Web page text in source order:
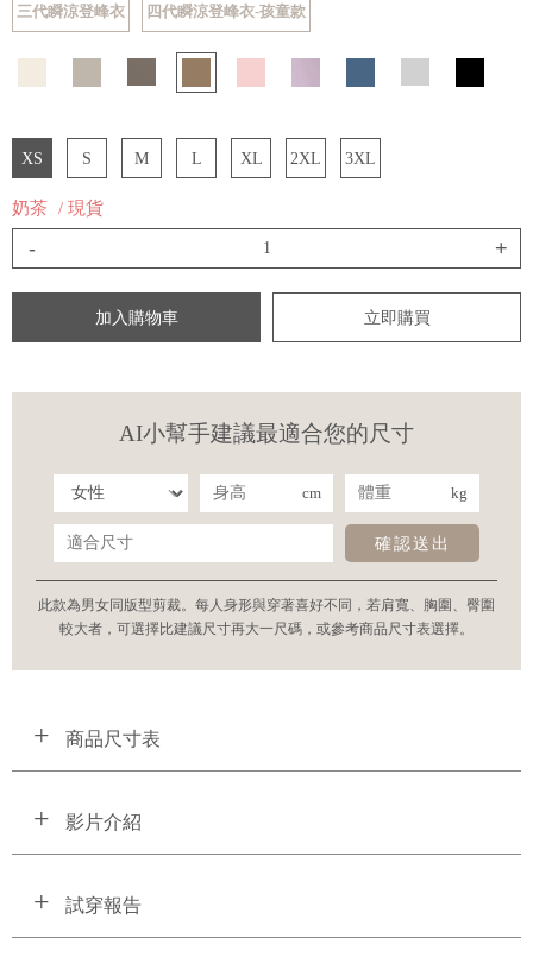
三代瞬涼登峰衣 四代瞬涼登峰衣-孩童款
XS S M L XL 2XL 3XL
奶茶 / 現貨
- +
加入購物車 立即購買
AI小幫手建議最適合您的尺寸
cm kg
確認送出
此款為男女同版型剪裁。每人身形與穿著喜好不同，若肩寬、胸圍、臀圍
較大者，可選擇比建議尺寸再大一尺碼，或參考商品尺寸表選擇。
商品尺寸表
影片介紹
試穿報告